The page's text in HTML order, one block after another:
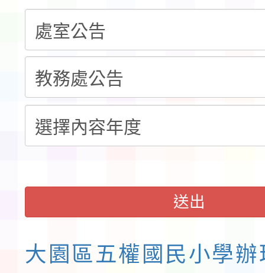
告(不再辦理後續甄選)
賽實施要點」1份
本市「115學年度學生
程安排一案
「桃園市補助參觀特色
展演活動實施計畫」
請一案
送出
大園區五權國民小學